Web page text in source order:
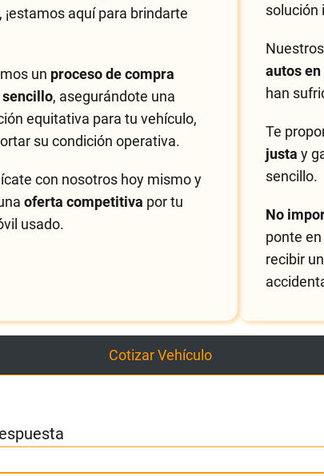
, ¡estamos aquí para brindarte
un proceso de compra
sencillo, asegurándote una
equitativa para tu vehículo,
su condición operativa.
con nosotros hoy mismo y
oferta competitiva por tu
usado.
solución
autos
han
Te
justa y
sencillo.
No
ponte
recibir
Cotizar Vehículo